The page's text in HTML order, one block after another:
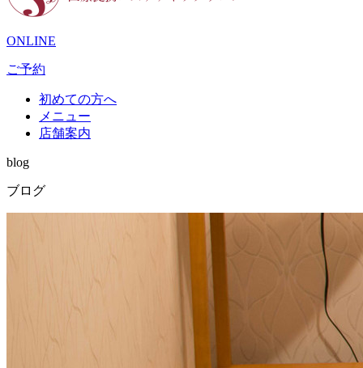
ONLINE
ご予約
初めての方へ
メニュー
店舗案内
blog
ブログ